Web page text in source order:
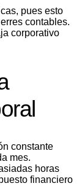
pues esto
contables.
corporativo
constante
mes.
horas
financiero